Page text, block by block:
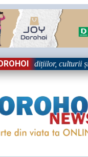
culturii și